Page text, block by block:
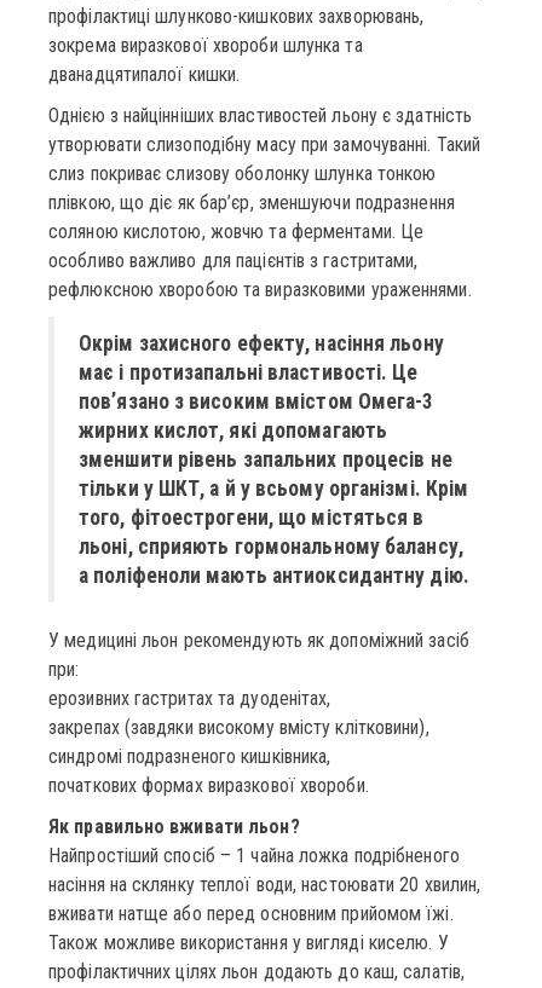
профілактиці шлунково-кишкових захворювань,
зокрема виразкової хвороби шлунка та
дванадцятипалої кишки.
Однією з найцінніших властивостей льону є здатність
утворювати слизоподібну масу при замочуванні. Такий
слиз покриває слизову оболонку шлунка тонкою
плівкою, що діє як бар’єр, зменшуючи подразнення
соляною кислотою, жовчю та ферментами. Це
особливо важливо для пацієнтів з гастритами,
рефлюксною хворобою та виразковими ураженнями.
Окрім захисного ефекту, насіння льону
має і протизапальні властивості. Це
пов’язано з високим вмістом Омега-3
жирних кислот, які допомагають
зменшити рівень запальних процесів не
тільки у ШКТ, а й у всьому організмі. Крім
того, фітоестрогени, що містяться в
льоні, сприяють гормональному балансу,
а поліфеноли мають антиоксидантну дію.
У медицині льон рекомендують як допоміжний засіб
при:
ерозивних гастритах та дуоденітах,
закрепах (завдяки високому вмісту клітковини),
синдромі подразненого кишківника,
початкових формах виразкової хвороби.
Як правильно вживати льон?
Найпростіший спосіб – 1 чайна ложка подрібненого
насіння на склянку теплої води, настоювати 20 хвилин,
вживати натще або перед основним прийомом їжі.
Також можливе використання у вигляді киселю. У
профілактичних цілях льон додають до каш, салатів,